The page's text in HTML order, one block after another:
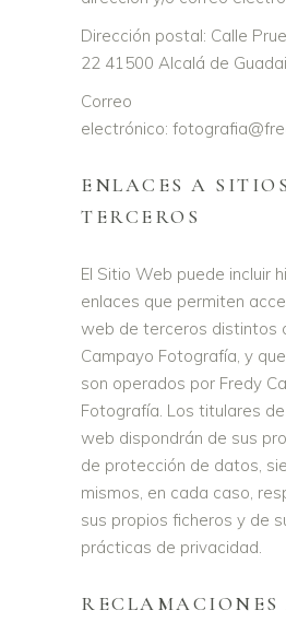
Dirección postal: Calle
22 41500 Alcalá de
Correo
electrónico:
ENLACES A
TERCEROS
El Sitio Web puede incluir
enlaces que permiten
web de terceros distintos
Campayo Fotografía, y
son operados por Fredy
Fotografía. Los titulares
web dispondrán de sus
de protección de datos,
mismos, en cada caso,
sus propios ficheros y de
prácticas de privacidad.